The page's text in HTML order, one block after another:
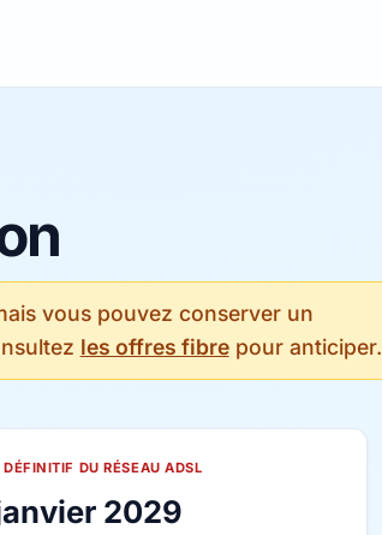
vous pouvez conserver un
les offres fibrepour anticiper.
DÉFINITIF DU RÉSEAU ADSL
2029